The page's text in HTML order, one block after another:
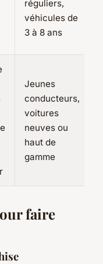
réguliers,
véhicules de
3 à 8 ans
Jeunes
conducteurs,
voitures
neuves ou
haut de
gamme
faire